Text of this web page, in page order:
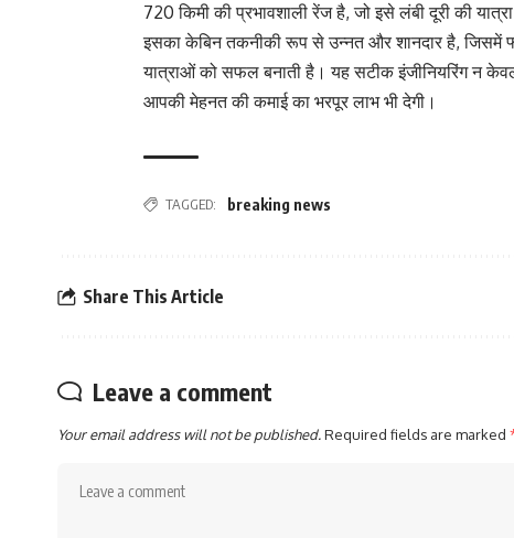
720 किमी की प्रभावशाली रेंज है, जो इसे लंबी दूरी की
इसका केबिन तकनीकी रूप से उन्नत और शानदार है, जिसमें
यात्राओं को सफल बनाती है। यह सटीक इंजीनियरिंग न
आपकी मेहनत की कमाई का भरपूर लाभ भी देगी।
TAGGED: breaking news
Share This Article
Leave a comment
Your email address will not be published.Required fields are marked